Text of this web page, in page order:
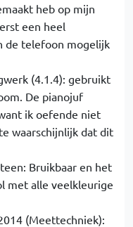
heb op mijn
een heel
de telefoon mogelijk
(4.1.4): gebruikt
De pianojuf
ik oefende niet
waarschijnlijk dat dit
Bruikbaar en het
met alle veelkleurige
(Meettechniek):